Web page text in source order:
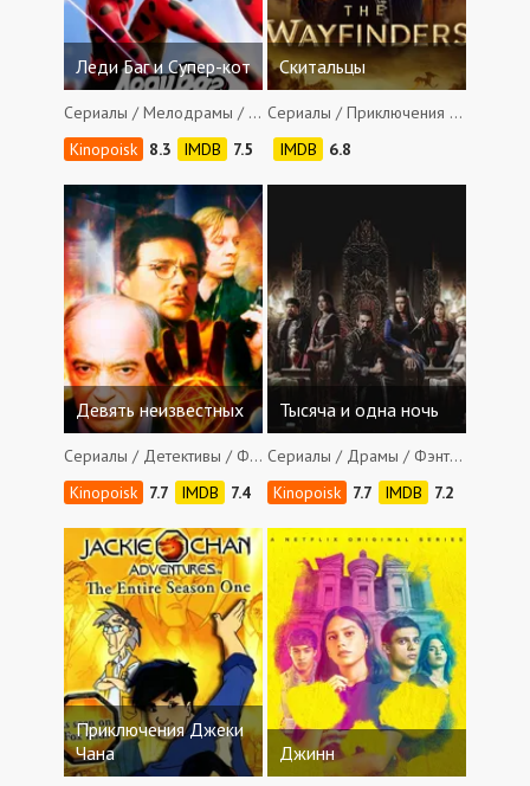
Леди Баг и Супер-кот
Сериалы / Мелодрамы / Приключения / Боевики / Фэнтези / Семейные / Детские
8.3
7.5
Скитальцы
Сериалы / Приключения / Фэнтези
6.8
Девять неизвестных
Сериалы / Детективы / Фэнтези
7.7
7.4
Тысяча и одна ночь
Сериалы / Драмы / Фэнтези
7.7
7.2
Приключения Джеки
Чана
Джинн